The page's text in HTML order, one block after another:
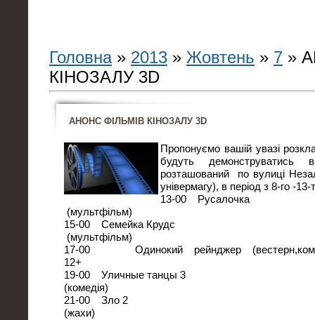
Головна» 2013 » Жовтень » 7 »
КІНОЗАЛУ 3D
АНОНС ФІЛЬМІВ КІНОЗАЛУ 3D
Пропонуємо вашій увазі
будуть
розташований по вулиці
універмагу), в період з 8-го -
13-00 Русалочка
(мультфільм)
15-00 Семейка Крудс
(мультфільм)
17-00 Одинокий рейнджер
19-00 Уличные танцы 3
(комедія)
21-00 Зло 2
(жахи)